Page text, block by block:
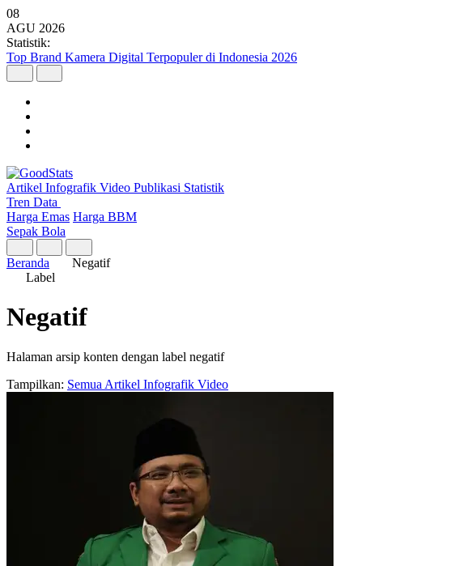
08
AGU 2026
Statistik:
Top Brand Kamera Digital Terpopuler di Indonesia 2026
Artikel Infografik Video Publikasi Statistik
Tren Data
Harga Emas Harga BBM
Sepak Bola
Beranda
Negatif
Label
Negatif
Halaman arsip konten dengan label negatif
Tampilkan: Semua Artikel Infografik Video